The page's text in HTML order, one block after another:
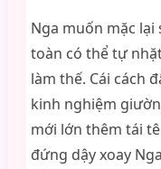
Nga muốn mặc lại
toàn có thể tự
làm thế. Cái cách
kinh nghiệm
mới lớn thêm tái
đứng dậy xoay